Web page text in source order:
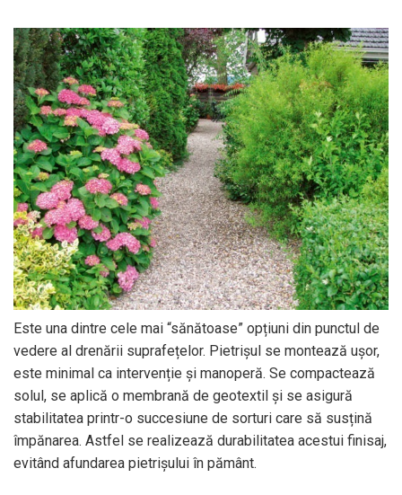
Este una dintre cele mai “sănătoase” opțiuni din punctul de
vedere al drenării suprafețelor. Pietrișul se montează ușor,
este minimal ca intervenție și manoperă. Se compactează
solul, se aplică o membrană de geotextil și se asigură
stabilitatea printr-o succesiune de sorturi care să susțină
împănarea. Astfel se realizează durabilitatea acestui finisaj,
evitând afundarea pietrișului în pământ.